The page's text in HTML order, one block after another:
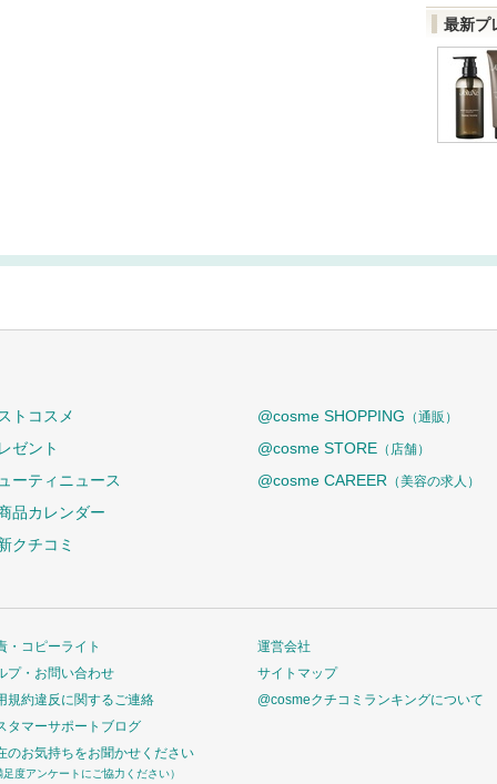
最新プ
トコスメ
ゼント
ーティニュース
品カレンダー
クチコミ
@cosme SHOPPING （通販）
@cosme STORE （店舗）
@cosme CAREER （美容の求人）
・コピーライト
プ・お問い合わせ
規約違反に関するご連絡
タマーサポートブログ
のお気持ちをお聞かせください
足度アンケートにご協力ください）
運営会社
サイトマップ
@cosmeクチコミランキングについて